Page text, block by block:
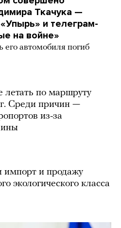
Ткачука —
и телеграм-
на войне»
автомобиля погиб
летать по маршруту
Среди причин —
из-за
импорт и продажу
экологического класса